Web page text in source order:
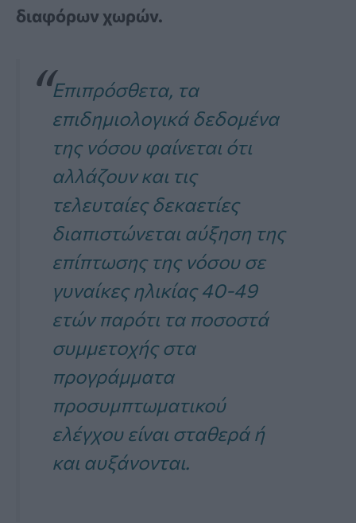
διαφόρων χωρών.
Επιπρόσθετα, τα
επιδημιολογικά δεδομένα
της νόσου φαίνεται ότι
αλλάζουν και τις
τελευταίες δεκαετίες
διαπιστώνεται αύξηση της
επίπτωσης της νόσου σε
γυναίκες ηλικίας 40-49
ετών παρότι τα ποσοστά
συμμετοχής στα
προγράμματα
προσυμπτωματικού
ελέγχου είναι σταθερά ή
και αυξάνονται.